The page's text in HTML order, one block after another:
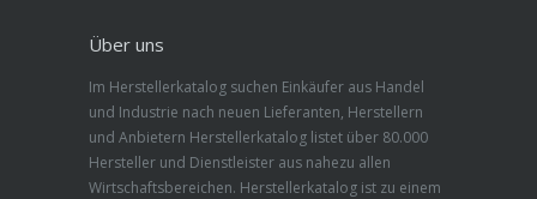
Über uns
Im Herstellerkatalog suchen Einkäufer aus Handel
und Industrie nach neuen Lieferanten, Herstellern
und Anbietern Herstellerkatalog listet über 80.000
Hersteller und Dienstleister aus nahezu allen
Wirtschaftsbereichen. Herstellerkatalog ist zu einem